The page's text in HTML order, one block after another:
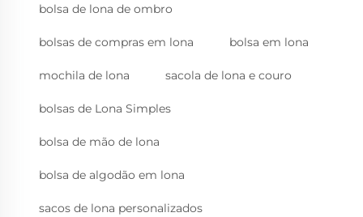
bolsa de lona de ombro
bolsas de compras em lona bolsa em lona
mochila de lona sacola de lona e couro
bolsas de Lona Simples
bolsa de mão de lona
bolsa de algodão em lona
sacos de lona personalizados